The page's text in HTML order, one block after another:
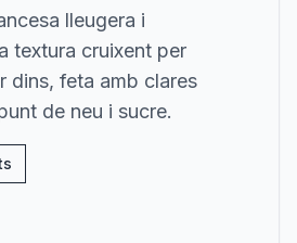
lleugera i
textura cruixent per
dins, feta amb clares
de neu i sucre.